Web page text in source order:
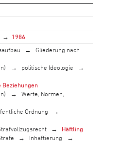
1986
Gliederung nach
politische Ideologie
Werte, Normen,
Ordnung
Häftling
Inhaftierung